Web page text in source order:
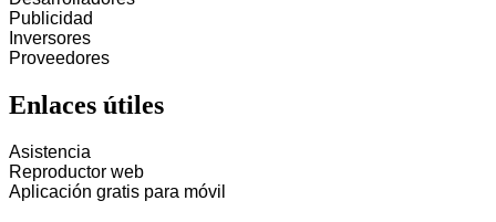
Publicidad
Inversores
Proveedores
Enlaces útiles
Asistencia
Reproductor web
Aplicación gratis para móvil